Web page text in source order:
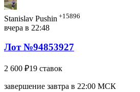
Stanislav Pushin +15896
вчера в 22:48
Лот №94853927
2 600 ₽19 ставок
завершение завтра в 22:00 МСК